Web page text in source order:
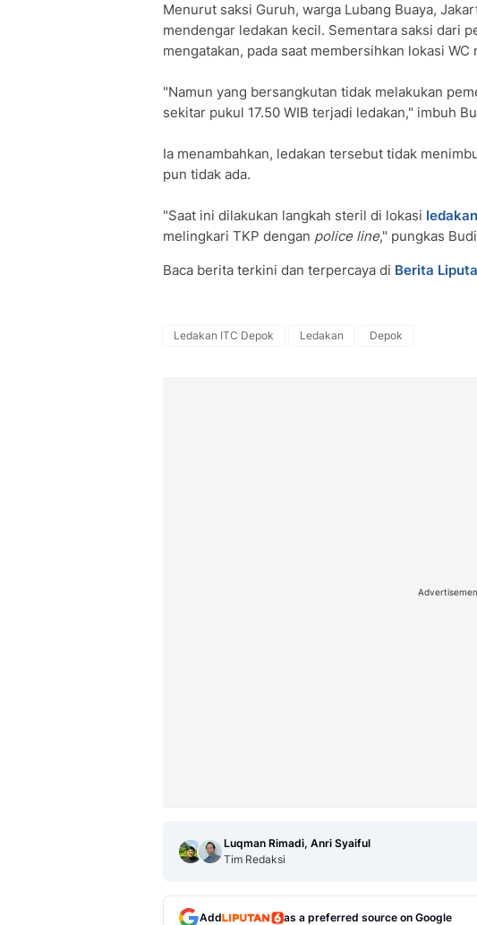
Menurut saksi Guruh, warga Lubang Buaya,
mendengar ledakan kecil. Sementara saksi dari
mengatakan, pada saat membersihkan lokasi
"Namun yang bersangkutan tidak melakukan
sekitar pukul 17.50 WIB terjadi ledakan," imbuh
Ia menambahkan, ledakan tersebut tidak
pun tidak ada.
"Saat ini dilakukan langkah steril di lokasi ledakan
melingkari TKP dengan police line," pungkas
Baca berita terkini dan terpercaya di Berita
Ledakan ITC Depok Ledakan Depok
Luqman Rimadi, Anri Syaiful
Tim Redaksi
Add as a preferred source on Google